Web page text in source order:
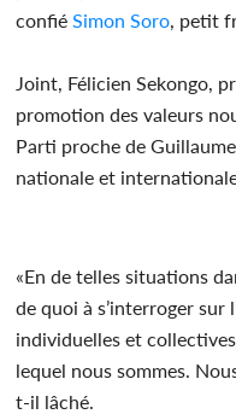
confiéSimon Soro, petit
Joint, Félicien Sekongo,
promotion des valeurs
Parti proche de
nationale et
«En de telles situations
de quoi à s’interroger sur
individuelles et
lequel nous sommes.
t-il lâché.